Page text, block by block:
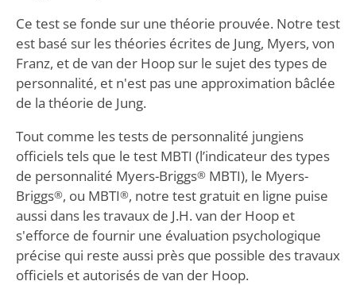
Ce test se fonde sur une théorie prouvée. Notre test
est basé sur les théories écrites de Jung, Myers, von
Franz, et de van der Hoop sur le sujet des types de
personnalité, et n'est pas une approximation bâclée
de la théorie de Jung.
Tout comme les tests de personnalité jungiens
officiels tels que le test MBTI (l’indicateur des types
de personnalité Myers-Briggs®MBTI), le Myers-
Briggs®, ou MBTI®, notre test gratuit en ligne puise
aussi dans les travaux de J.H. van der Hoop et
s'efforce de fournir une évaluation psychologique
précise qui reste aussi près que possible des travaux
officiels et autorisés de van der Hoop.